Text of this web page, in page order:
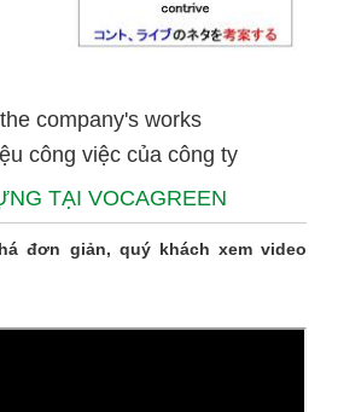
company's works
công việc của công ty
TẠI VOCAGREEN
đơn giản, quý khách xem video